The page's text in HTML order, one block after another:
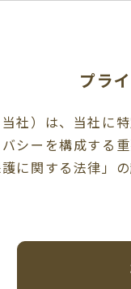
プラ
社）は、当社に
シーを構成する
に関する法律」
セキュリティを